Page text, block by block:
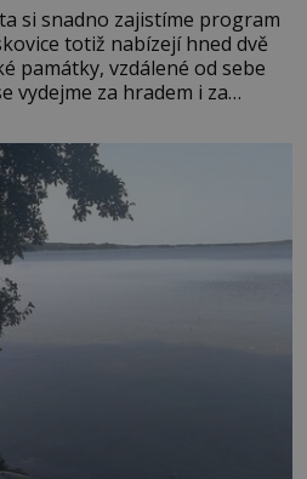
si snadno zajistíme program
totiž nabízejí hned dvě
památky, vzdálené od sebe
vydejme za hradem i za
vrchoviny vznikla někdy
kronikáři zaznamenali